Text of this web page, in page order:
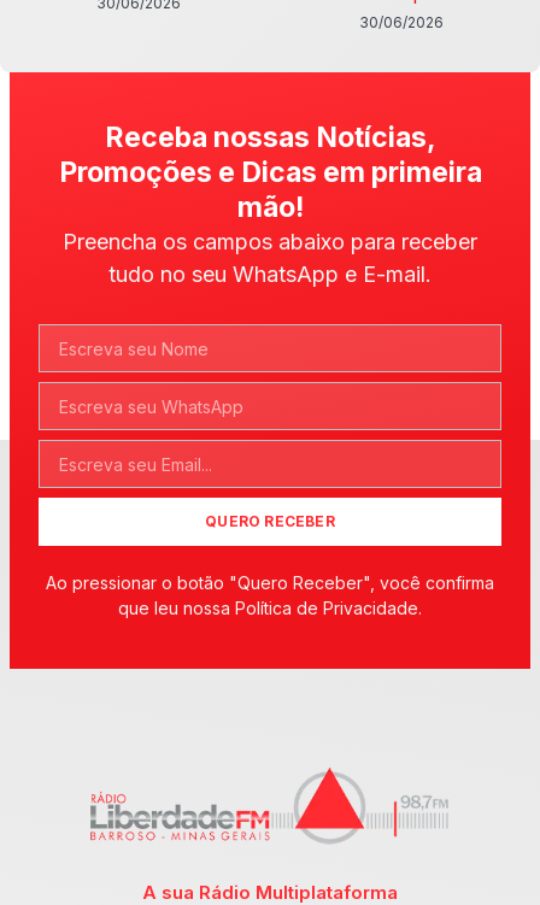
30/06/2026
Receba nossas Notícias,
Promoções e Dicas em primeira
mão!
Preencha os campos abaixo para receber
tudo no seu WhatsApp e E-mail.
QUERO RECEBER
Ao pressionar o botão "Quero Receber", você confirma
que leu nossa Política de Privacidade.
A sua Rádio Multiplataforma